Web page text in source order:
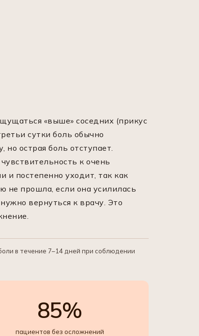
«выше» соседних (прикус
сутки боль обычно
острая боль отступает.
к очень
и постепенно уходит, так как
не прошла, если она усилилась
вернуться к врачу. Это
в течение 7–14 дней при соблюдении
85%
пациентов без осложнений